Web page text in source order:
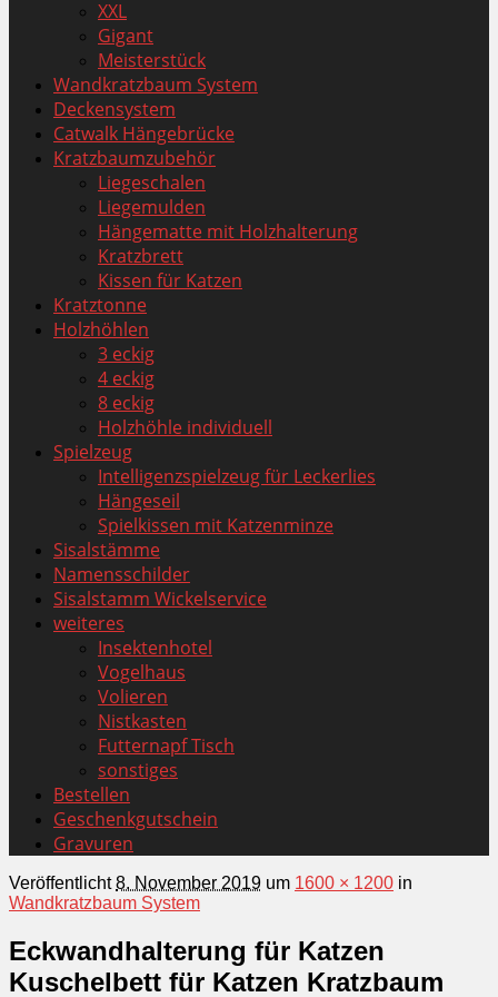
XXL
Gigant
Meisterstück
Wandkratzbaum System
Deckensystem
Catwalk Hängebrücke
Kratzbaumzubehör
Liegeschalen
Liegemulden
Hängematte mit Holzhalterung
Kratzbrett
Kissen für Katzen
Kratztonne
Holzhöhlen
3 eckig
4 eckig
8 eckig
Holzhöhle individuell
Spielzeug
Intelligenzspielzeug für Leckerlies
Hängeseil
Spielkissen mit Katzenminze
Sisalstämme
Namensschilder
Sisalstamm Wickelservice
weiteres
Insektenhotel
Vogelhaus
Volieren
Nistkasten
Futternapf Tisch
sonstiges
Bestellen
Geschenkgutschein
Gravuren
Veröffentlicht8. November 2019 um 1600 × 1200 in
Wandkratzbaum System
Eckwandhalterung für Katzen
Kuschelbett für Katzen Kratzbaum